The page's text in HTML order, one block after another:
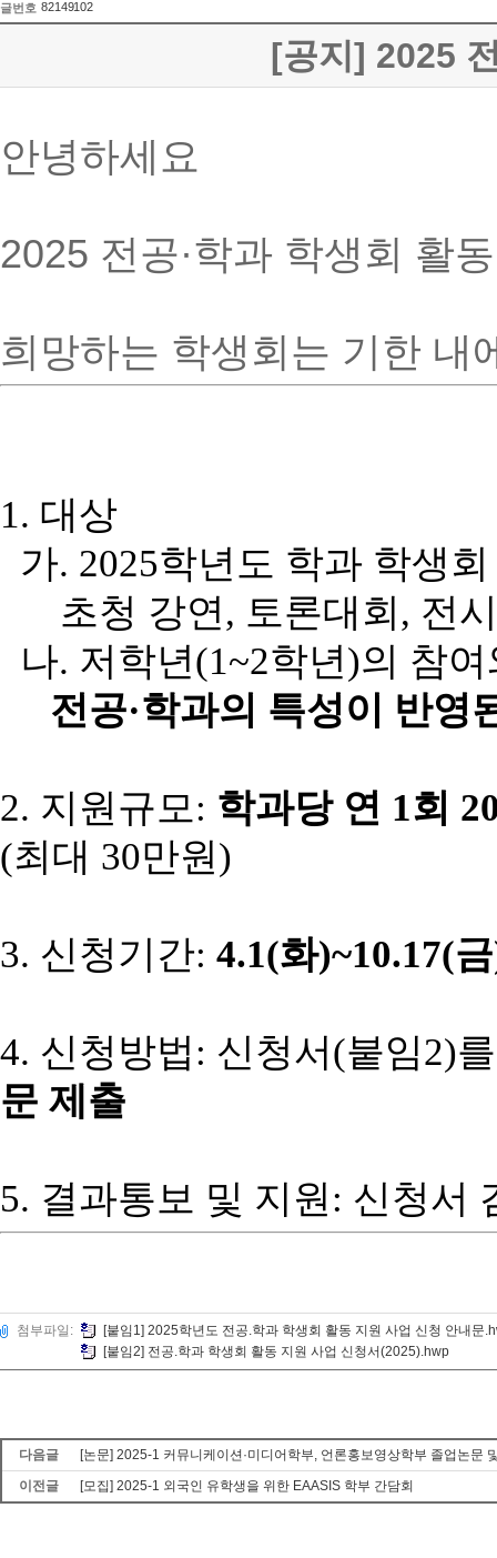
글번호 82149102
[공지] 2025
안녕하세요
2025 전공·학과 학생회 활
희망하는 학생회는 기한
1. 대상
가. 2025학년도 학과 학생
초청 강연, 토론대회, 전
나. 저학년(1~2학년)의 참
전공·학과의 특성이 반영
2. 지원규모: 학과당 연 1회
(최대 30만원)
3. 신청기간: 4.1(화)~10.17(
4. 신청방법: 신청서(붙임2)
문 제출
5. 결과통보 및 지원: 신청서
첨부파일:
[붙임1] 2025학년도 전공.학과 학생회 활동 지원 사업 신청 안내문
[붙임2] 전공.학과 학생회 활동 지원 사업 신청서(2025).hwp
다음글
[논문] 2025-1 커뮤니케이션·미디어학부, 언론홍보영상학부 졸업논문
이전글
[모집] 2025-1 외국인 유학생을 위한 EAASIS 학부 간담회